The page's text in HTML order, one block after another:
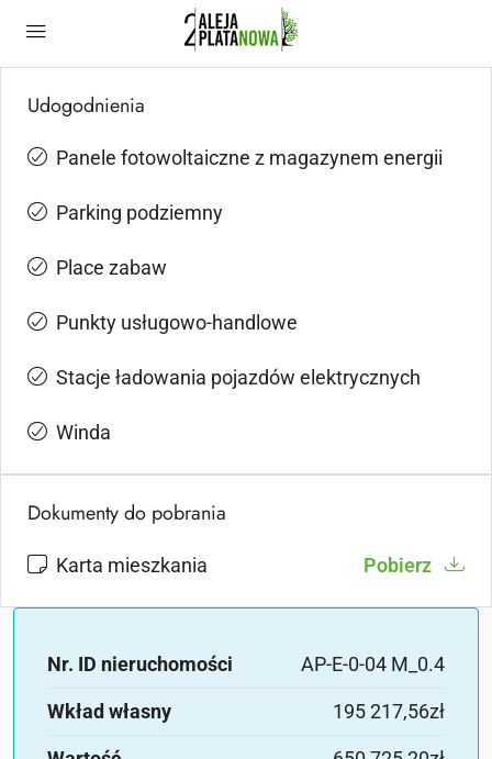
Udogodnienia
Panele fotowoltaiczne z magazynem energii
Parking podziemny
Place zabaw
Punkty usługowo-handlowe
Stacje ładowania pojazdów elektrycznych
Winda
Dokumenty do pobrania
Karta mieszkania Pobierz
Nr. ID nieruchomości AP-E-0-04 M_0.4
Wkład własny 195 217,56zł